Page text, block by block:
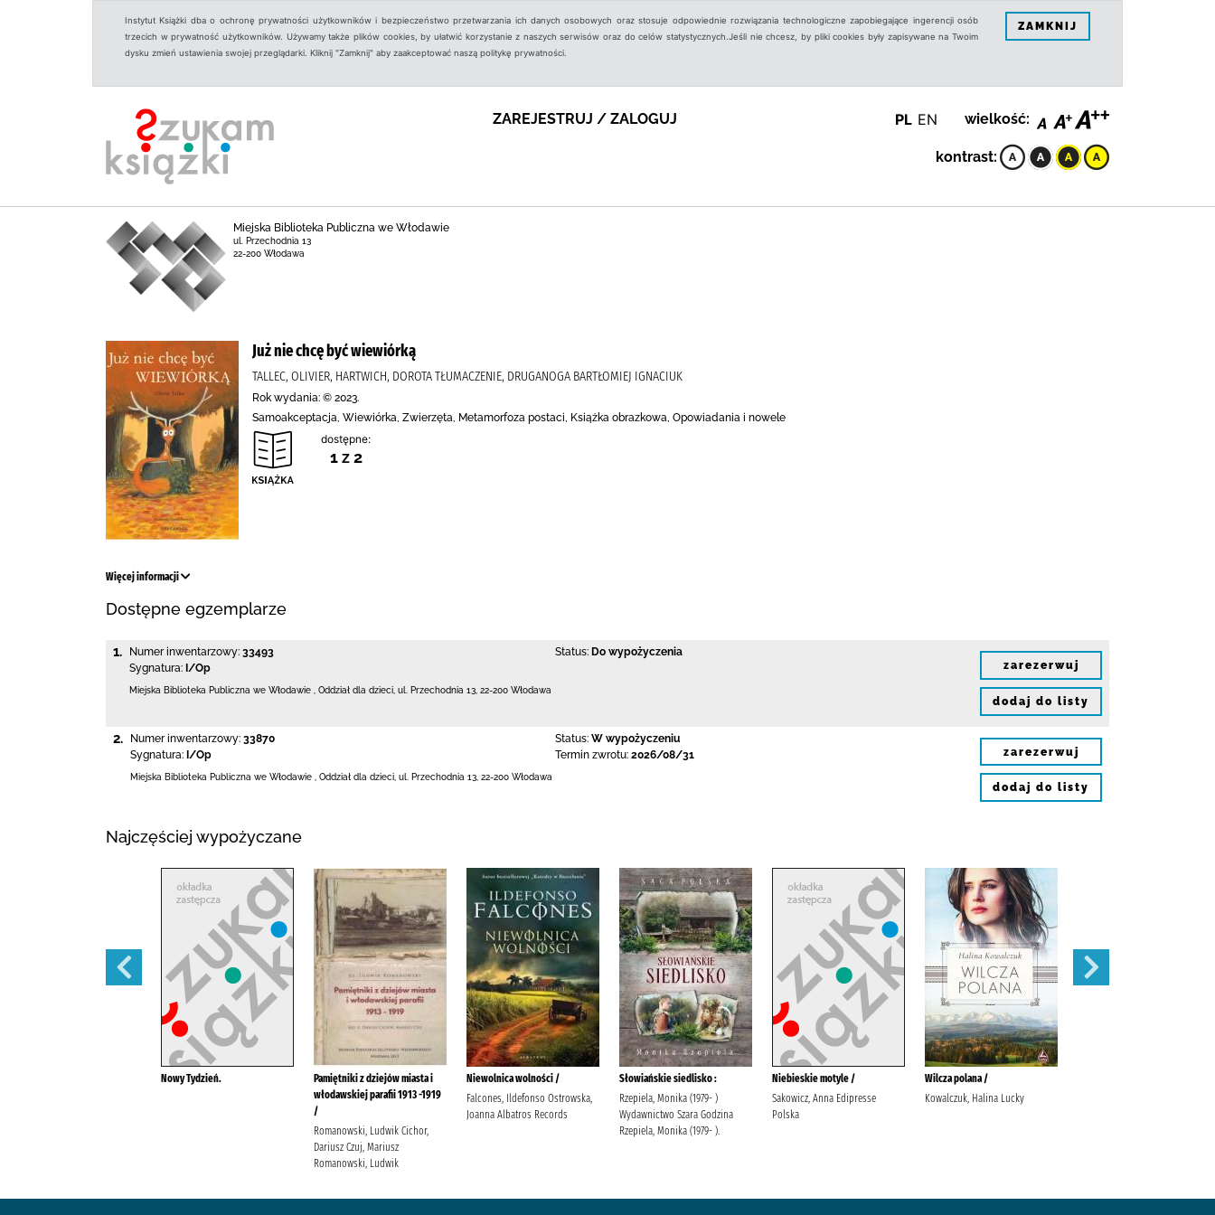
Instytut Książki dba o ochronę prywatności użytkowników i bezpieczeństwo przetwarzania ich danych osobowych oraz stosuje odpowiednie rozwiązania technologiczne zapobiegające ingerencji osób
trzecich w prywatność użytkowników. Używamy także plików cookies, by ułatwić korzystanie z naszych serwisów oraz do celów statystycznych.Jeśli nie chcesz, by pliki cookies były zapisywane na Twoim
dysku zmień ustawienia swojej przeglądarki. Kliknij "Zamknij" aby zaakceptować naszą politykę prywatności.
ZAMKNIJ
ZAREJESTRUJ / ZALOGUJ PL EN wielkość:
kontrast:
Miejska Biblioteka Publiczna we Włodawie
ul. Przechodnia 13
22-200 Włodawa
Już nie chcę być wiewiórką
TALLEC, OLIVIER, HARTWICH, DOROTA TŁUMACZENIE, DRUGANOGA BARTŁOMIEJ IGNACIUK
Rok wydania: © 2023.
Samoakceptacja, Wiewiórka, Zwierzęta, Metamorfoza postaci, Książka obrazkowa, Opowiadania i nowele
dostępne:
1 z 2
Więcej informacji
Dostępne egzemplarze
1. Numer inwentarzowy: 33493
Sygnatura: I/Op
Status: Do wypożyczenia
Miejska Biblioteka Publiczna we Włodawie Oddział dla dzieci, ul. Przechodnia 13 22-200 Włodawa
zarezerwuj
dodaj do listy
2. Numer inwentarzowy: 33870
Sygnatura: I/Op
Status: W wypożyczeniu
Termin zwrotu: 2026/08/31
Miejska Biblioteka Publiczna we Włodawie Oddział dla dzieci, ul. Przechodnia 13 22-200 Włodawa
zarezerwuj
dodaj do listy
Najczęściej wypożyczane
Nowy Tydzień.
Pamiętniki z dziejów miasta i
włodawskiej parafii 1913 -1919
/
Romanowski, Ludwik Cichor,
Dariusz Czuj, Mariusz
Romanowski, Ludwik
Niewolnica wolności /
Falcones, Ildefonso Ostrowska,
Joanna Albatros Records
Słowiańskie siedlisko :
Rzepiela, Monika (1979- )
Wydawnictwo Szara Godzina
Rzepiela, Monika (1979- ).
Niebieskie motyle /
Sakowicz, Anna Edipresse
Polska
Wilcza polana /
Kowalczuk, Halina Lucky